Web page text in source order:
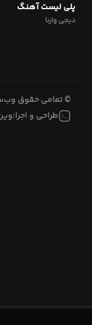
پلی لیست آهنگ
دیجی وارنا
© تمامی حقوق
طراحی و اجرا: